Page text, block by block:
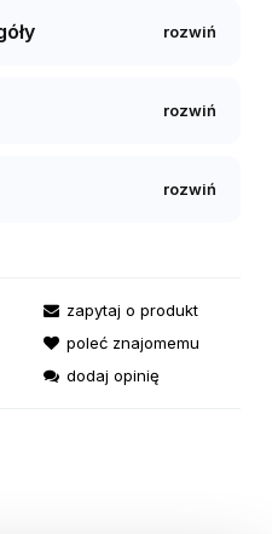
zapytaj o produkt
poleć znajomemu
dodaj opinię